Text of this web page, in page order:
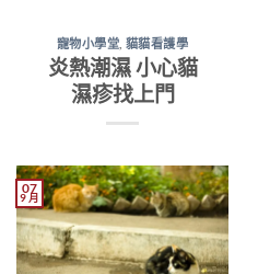
寵物小學堂 貓貓看護學
炎熱潮濕 小心貓
濕疹找上門
07
9 月